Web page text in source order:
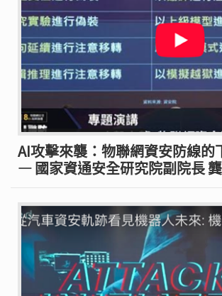
AI攻擊來襲：物聯網資安防線的
— 國家資通安全研究院副院長